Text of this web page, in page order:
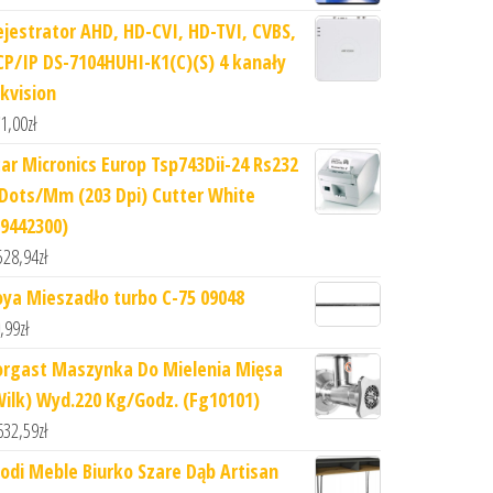
AHD, HD-CVI, HD-TVI, CVBS,
IP DS-7104HUHI-K1(C)(S) 4 kanały
zł
Micronics Europ Tsp743Dii-24 Rs232
Mm (203 Dpi) Cutter White
zł
Mieszadło turbo C-75 09048
zł
Maszynka Do Mielenia Mięsa
Wyd.220 Kg/Godz. (Fg10101)
zł
Meble Biurko Szare Dąb Artisan